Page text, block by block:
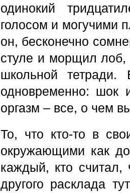
одинокий
голосом и могучими
он, бесконечно
стуле и морщил лоб,
школьной
одновременно: шок
оргазм – все, о чем
То, что кто-то в
окружающими как
каждый, кто считал,
другого расклада